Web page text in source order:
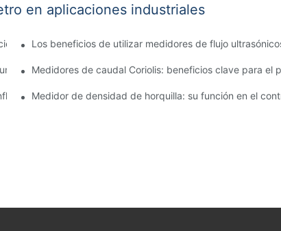
en aplicaciones industriales
del proceso
Los beneficios de utilizar medidores de flujo
explicación simplificada
Medidores de caudal Coriolis: beneficios clave para el
en el coste
Medidor de densidad de horquilla: su función en el